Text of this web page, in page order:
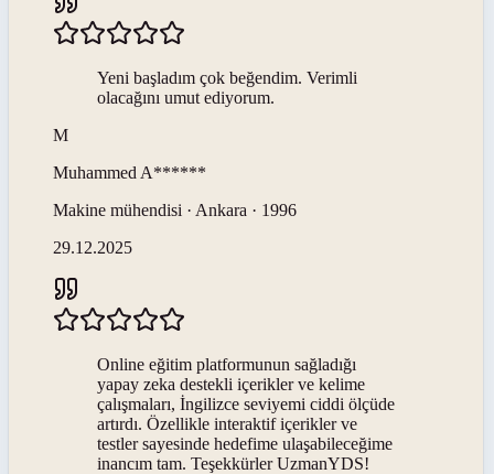
Yeni başladım çok beğendim. Verimli
olacağını umut ediyorum.
M
Muhammed A******
Makine mühendisi · Ankara · 1996
29.12.2025
Online eğitim platformunun sağladığı
yapay zeka destekli içerikler ve kelime
çalışmaları, İngilizce seviyemi ciddi ölçüde
artırdı. Özellikle interaktif içerikler ve
testler sayesinde hedefime ulaşabileceğime
inancım tam. Teşekkürler UzmanYDS!